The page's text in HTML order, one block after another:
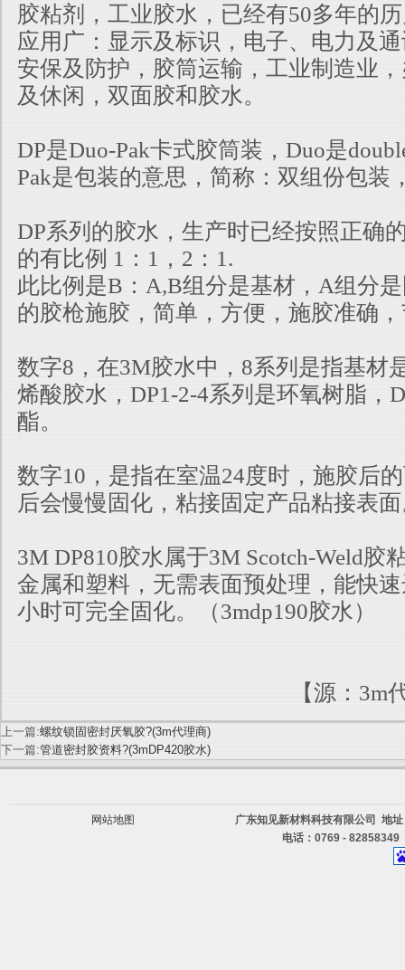
胶粘剂，工业胶水，已经有50多年的
应用广：显示及标识，电子、电力及
安保及防护，胶筒运输，工业制造业，
及休闲，双面胶和胶水。
DP是Duo-Pak卡式胶筒装，Duo是
Pak是包装的意思，简称：双组份包装
DP系列的胶水，生产时已经按照正确
的有比例 1：1，2：1.
此比例是B：A,B组分是基材，A组分
的胶枪施胶，简单，方便，施胶准确
数字8，在3M胶水中，8系列是指基材
烯酸胶水，DP1-2-4系列是环氧树脂，
酯。
数字10，是指在室温24度时，施胶后
后会慢慢固化，粘接固定产品粘接表
3M DP810胶水属于3M Scotch-Weld胶
金属和塑料，无需表面预处理，能快
小时可完全固化。（3mdp190胶水）
【源：3m
上一篇:螺纹锁固密封厌氧胶?(3m代理商)
下一篇:管道密封胶资料?(3mDP420胶水)
网站地图
广东知见新材料科技有限公司 地
电话：0769 -